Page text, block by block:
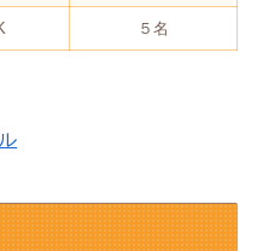
５名